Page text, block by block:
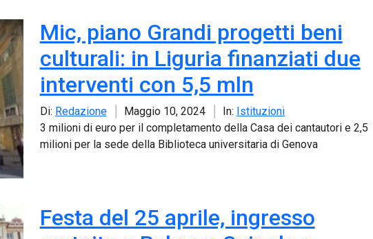
Mic, piano Grandi progetti beni
culturali: in Liguria finanziati due
interventi con 5,5 mln
Di: Redazione Maggio 10, 2024 In: Istituzioni
3 milioni di euro per il completamento della Casa dei cantautori e 2,5
milioni per la sede della Biblioteca universitaria di Genova
Festa del 25 aprile, ingresso